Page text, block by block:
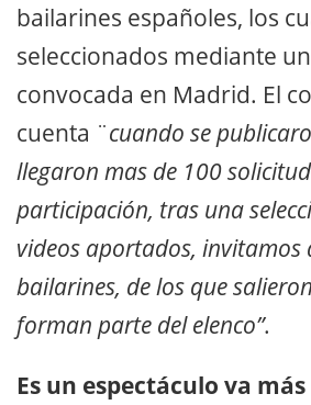
bailarines españoles, los
seleccionados mediante
convocada en Madrid. El
cuenta ¨cuando se
llegaron mas de 100
participación, tras una
videos aportados, invitamos
bailarines, de los que
forman parte del elenco”.
Es un espectáculo va